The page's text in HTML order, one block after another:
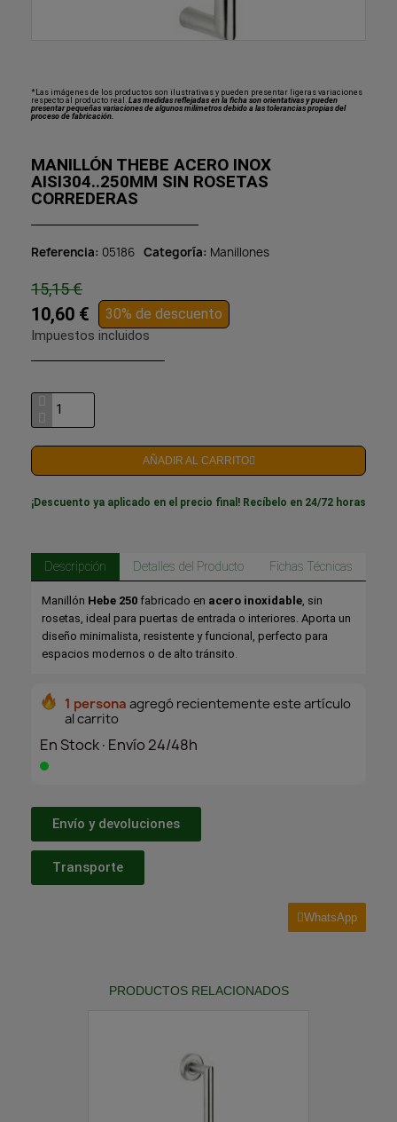
*Las imágenes de los productos son ilustrativas y pueden presentar ligeras variaciones
respecto al producto real. Las medidas reflejadas en la ficha son orientativas y pueden
presentar pequeñas variaciones de algunos milímetros debido a las tolerancias propias del
proceso de fabricación.
MANILLÓN THEBE ACERO INOX
AISI304..250MM SIN ROSETAS
CORREDERAS
Referencia 05186 Categoría Manillones
15,15 €
10,60 € 30% de descuento
Impuestos incluidos
AÑADIR AL CARRITO
¡Descuento ya aplicado en el precio final! Recíbelo en 24/72 horas
Descripción Detalles del Producto Fichas Técnicas
Manillón Hebe 250 fabricado en acero inoxidable , sin
rosetas, ideal para puertas de entrada o interiores. Aporta un
diseño minimalista, resistente y funcional, perfecto para
espacios modernos o de alto tránsito.
1 persona agregó recientemente este artículo
al carrito
En Stock·Envío 24/48h
Envío y devoluciones
Transporte
WhatsApp
PRODUCTOS RELACIONADOS